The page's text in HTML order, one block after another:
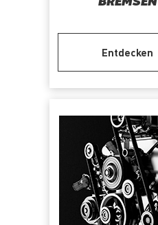
BREMSEN
Entdecken